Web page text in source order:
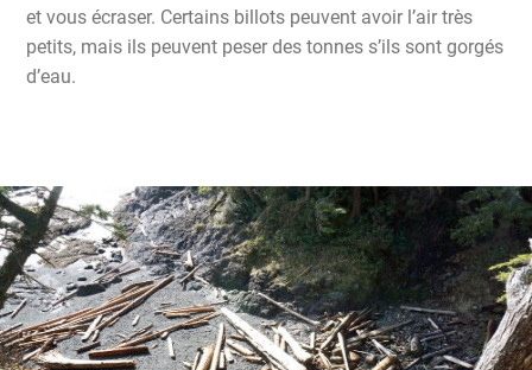
et vous écraser. Certains billots peuvent avoir l’air très
petits, mais ils peuvent peser des tonnes s’ils sont gorgés
d’eau.